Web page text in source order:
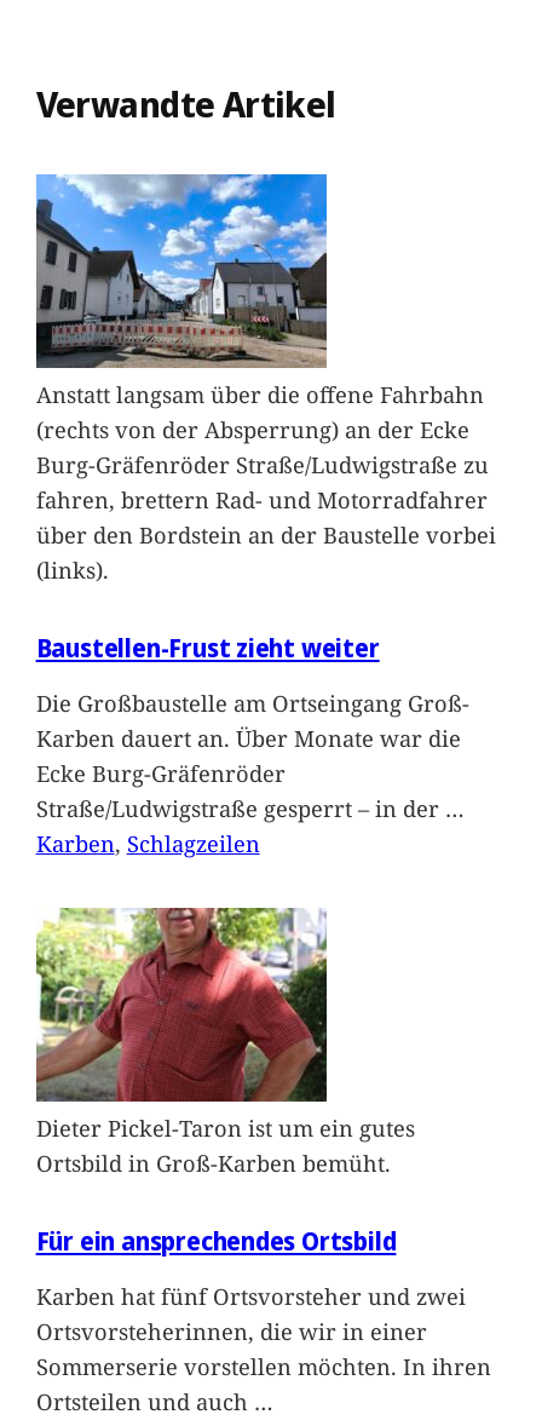
Verwandte Artikel
Anstatt langsam über die offene Fahrbahn
(rechts von der Absperrung) an der Ecke
Burg-Gräfenröder Straße/Ludwigstraße zu
fahren, brettern Rad- und Motorradfahrer
über den Bordstein an der Baustelle vorbei
(links).
Baustellen-Frust zieht weiter
Die Großbaustelle am Ortseingang Groß-
Karben dauert an. Über Monate war die
Ecke Burg-Gräfenröder
Straße/Ludwigstraße gesperrt – in der …
Karben, Schlagzeilen
Dieter Pickel-Taron ist um ein gutes
Ortsbild in Groß-Karben bemüht.
Für ein ansprechendes Ortsbild
Karben hat fünf Ortsvorsteher und zwei
Ortsvorsteherinnen, die wir in einer
Sommerserie vorstellen möchten. In ihren
Ortsteilen und auch …